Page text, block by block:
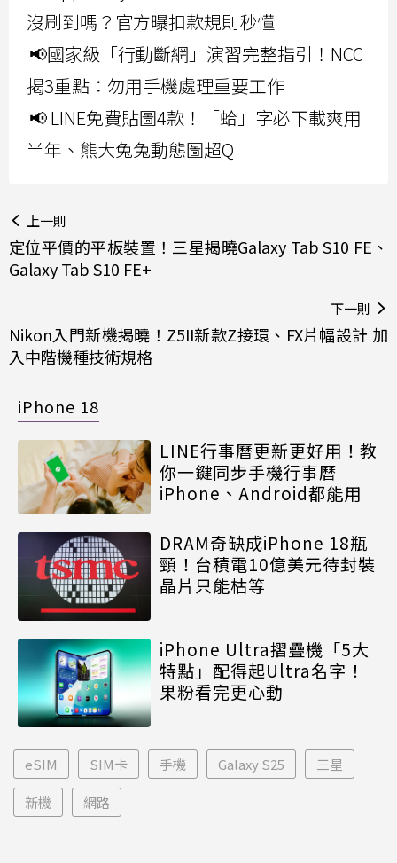
沒刷到嗎？官方曝扣款規則秒懂
📢國家級「行動斷網」演習完整指引！NCC
揭3重點：勿用手機處理重要工作
📢 LINE免費貼圖4款！「蛤」字必下載爽用
半年、熊大兔兔動態圖超Q
上一則
定位平價的平板裝置！三星揭曉Galaxy Tab S10 FE、
Galaxy Tab S10 FE+
下一則
Nikon入門新機揭曉！Z5II新款Z接環、FX片幅設計 加
入中階機種技術規格
iPhone 18
LINE行事曆更新更好用！教
你一鍵同步手機行事曆
iPhone、Android都能用
DRAM奇缺成iPhone 18瓶
頸！台積電10億美元待封裝
晶片只能枯等
iPhone Ultra摺疊機「5大
特點」配得起Ultra名字！
果粉看完更心動
eSIM SIM卡 手機 Galaxy S25 三星
新機 網路